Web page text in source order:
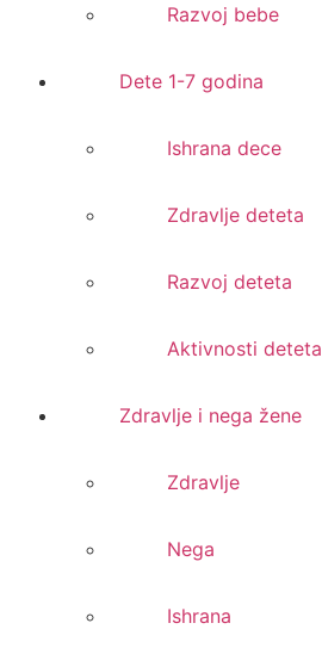
Razvoj bebe
Dete 1-7 godina
Ishrana dece
Zdravlje deteta
Razvoj deteta
Aktivnosti deteta
Zdravlje i nega žene
Zdravlje
Nega
Ishrana